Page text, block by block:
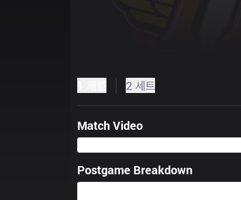
2 세트
Match Video
Postgame Breakdown